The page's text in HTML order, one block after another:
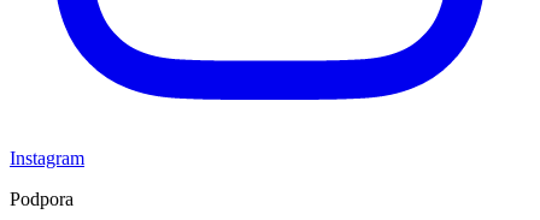
Instagram
Podpora